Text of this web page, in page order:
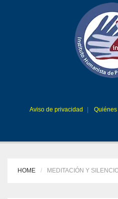
Aviso de privacidad
HOME MEDITACIÓN Y